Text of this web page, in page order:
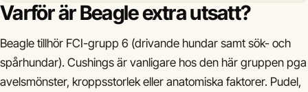
Varför är Beagle extra utsatt?
Beagle tillhör FCI-grupp 6 (drivande hundar samt sök- och
spårhundar). Cushings är vanligare hos den här gruppen pga
avelsmönster, kroppsstorlek eller anatomiska faktorer. Pudel,